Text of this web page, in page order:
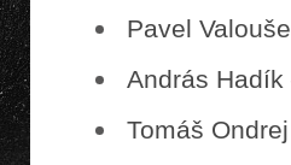
Pavel
András
Tomáš